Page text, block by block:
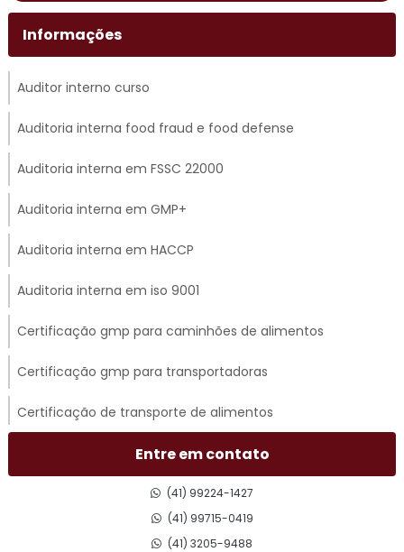
Informações
Auditor interno curso
Auditoria interna food fraud e food defense
Auditoria interna em FSSC 22000
Auditoria interna em GMP+
Auditoria interna em HACCP
Auditoria interna em iso 9001
Certificação gmp para caminhões de alimentos
Certificação gmp para transportadoras
Certificação de transporte de alimentos
Certificado gmp para transporte rodoviário
Consultoria em acompanhamento de auditoria externa
Consultoria em adequação para acreditação na iso 17025
Entre em contato
(41) 99224-1427
(41) 99715-0419
(41) 3205-9488